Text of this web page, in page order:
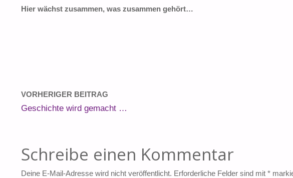
Hier wächst zusammen, was zusammen gehört…
VORHERIGER BEITRAG
Geschichte wird gemacht …
Schreibe einen Kommentar
Deine E-Mail-Adresse wird nicht veröffentlicht. Erforderliche Felder sind mit *